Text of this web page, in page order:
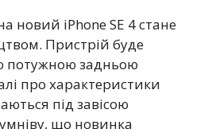
новий iPhone SE 4 стане
Пристрій буде
потужною задньою
про характеристики
під завісою
що новинка